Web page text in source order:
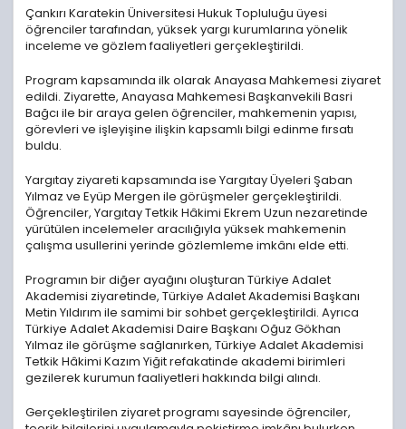
Çankırı Karatekin Üniversitesi Hukuk Topluluğu üyesi
öğrenciler tarafından, yüksek yargı kurumlarına yönelik
inceleme ve gözlem faaliyetleri gerçekleştirildi.
Program kapsamında ilk olarak Anayasa Mahkemesi ziyaret
edildi. Ziyarette, Anayasa Mahkemesi Başkanvekili Basri
Bağcı ile bir araya gelen öğrenciler, mahkemenin yapısı,
görevleri ve işleyişine ilişkin kapsamlı bilgi edinme fırsatı
buldu.
Yargıtay ziyareti kapsamında ise Yargıtay Üyeleri Şaban
Yılmaz ve Eyüp Mergen ile görüşmeler gerçekleştirildi.
Öğrenciler, Yargıtay Tetkik Hâkimi Ekrem Uzun nezaretinde
yürütülen incelemeler aracılığıyla yüksek mahkemenin
çalışma usullerini yerinde gözlemleme imkânı elde etti.
Programın bir diğer ayağını oluşturan Türkiye Adalet
Akademisi ziyaretinde, Türkiye Adalet Akademisi Başkanı
Metin Yıldırım ile samimi bir sohbet gerçekleştirildi. Ayrıca
Türkiye Adalet Akademisi Daire Başkanı Oğuz Gökhan
Yılmaz ile görüşme sağlanırken, Türkiye Adalet Akademisi
Tetkik Hâkimi Kazım Yiğit refakatinde akademi birimleri
gezilerek kurumun faaliyetleri hakkında bilgi alındı.
Gerçekleştirilen ziyaret programı sayesinde öğrenciler,